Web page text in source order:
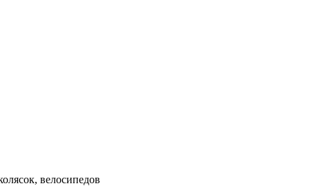
велосипедов